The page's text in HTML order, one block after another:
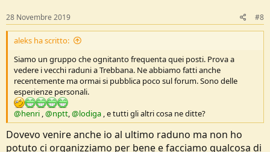
s
:
28 Novembre 2019 #8
aleks ha scritto:
Siamo un gruppo che ognitanto frequenta quei posti. Prova a
vedere i vecchi raduni a Trebbana. Ne abbiamo fatti anche
recentemente ma ormai si pubblica poco sul forum. Sono delle
esperienze personali.
@henri ,@nptt,@lodiga , e tutti gli altri cosa ne ditte?
Dovevo venire anche io al ultimo raduno ma non ho
potuto ci organizziamo per bene e facciamo qualcosa di